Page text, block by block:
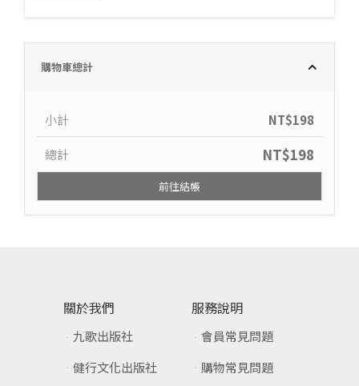
購物車總計
小計 NT$198
總計 NT$198
前往結帳
關於我們
九歌出版社
健行文化出版社
服務說明
會員常見問題
購物常見問題